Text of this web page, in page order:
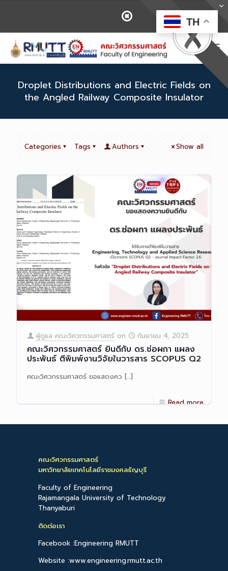
Droplet Distributions and Electric Fields on
the Angled Railway Composite Insulator
Categories Tags Authors Show all
ผู้ดูแล คณะวิศวกรรมศาสตร์ on กันยายน 4, 2025
คณะวิศวกรรมศาสตร์ ยินดีกับ ดร.ช่อผกา แผลง
ประพันธ์ ตีพิมพ์งานวิจัยในวารสาร SCOPUS Q2
คณะวิศวกรรมศาสตร์ ขอแสดงคว […]
Read more
คณะวิศวกรรมศาสตร์
มหาวิทยาลัยเทคโนโลยีราชมงคลธัญบุรี
Faculty of Engineering
Rajamangala University of Technology
Thanyaburi
ติดต่อเรา
Facebook :Engineering RMUTT
Website :www.engineering.rmutt.ac.th
TH